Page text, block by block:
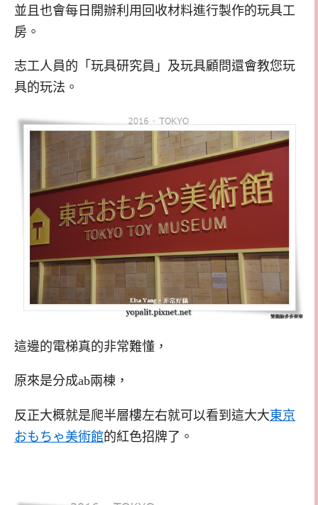
並且也會每日開辦利用回收材料進行製作的玩具工
房。
志工人員的「玩具研究員」及玩具顧問還會教您玩
具的玩法。
這邊的電梯真的非常難懂，
原來是分成ab兩棟，
反正大概就是爬半層樓左右就可以看到這大大東京
おもちゃ美術館的紅色招牌了。